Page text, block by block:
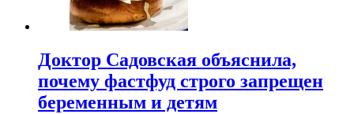
Доктор Садовская объяснила,
почему фастфуд строго запрещен
беременным и детям